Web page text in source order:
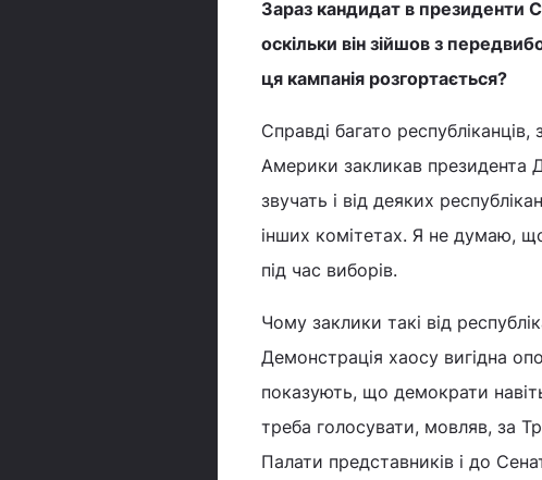
Зараз кандидат в президенти
оскільки він зійшов з
ця кампанія розгортається?
Справді багато
Америки закликав президента
звучать і від деяких
інших комітетах. Я не думаю,
під час виборів.
Чому заклики такі від
Демонстрація хаосу вигідна
показують, що демократи
треба голосувати, мовляв, за
Палати представників і до